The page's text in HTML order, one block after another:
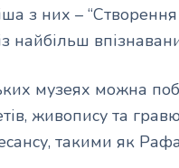
з них –
найбільш
музеях можна
живопису та
такими як